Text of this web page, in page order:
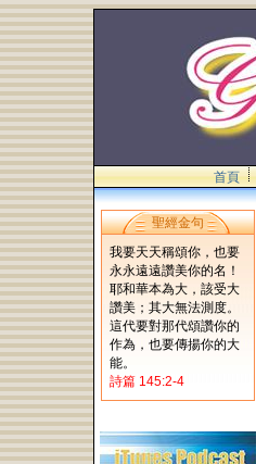
首頁
聖經金句
我要天天稱頌你，也要
永永遠遠讚美你的名！
耶和華本為大，該受大
讚美；其大無法測度。
這代要對那代頌讚你的
作為，也要傳揚你的大
能。
詩篇 145:2-4